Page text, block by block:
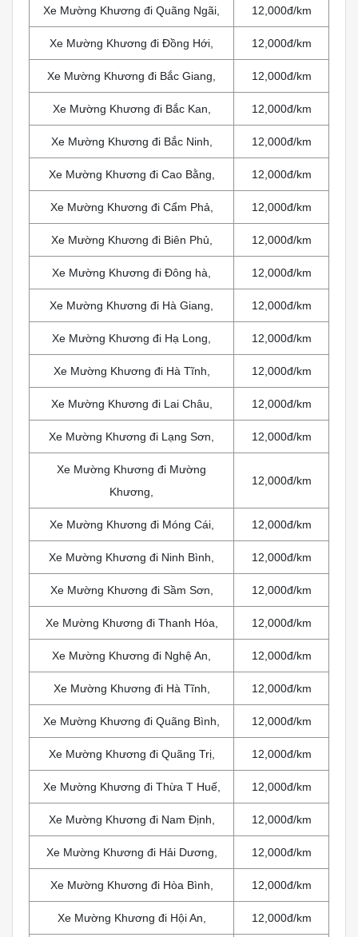
Xe Mường Khương đi Quãng Ngãi, 12,000đ/km
Xe Mường Khương đi Đồng Hới, 12,000đ/km
Xe Mường Khương đi Bắc Giang, 12,000đ/km
Xe Mường Khương đi Bắc Kan, 12,000đ/km
Xe Mường Khương đi Bắc Ninh, 12,000đ/km
Xe Mường Khương đi Cao Bằng, 12,000đ/km
Xe Mường Khương đi Cẩm Phả, 12,000đ/km
Xe Mường Khương đi Biên Phủ, 12,000đ/km
Xe Mường Khương đi Đông hà, 12,000đ/km
Xe Mường Khương đi Hà Giang, 12,000đ/km
Xe Mường Khương đi Hạ Long, 12,000đ/km
Xe Mường Khương đi Hà Tĩnh, 12,000đ/km
Xe Mường Khương đi Lai Châu, 12,000đ/km
Xe Mường Khương đi Lạng Sơn, 12,000đ/km
Xe Mường Khương đi Mường
Khương,
12,000đ/km
Xe Mường Khương đi Móng Cái, 12,000đ/km
Xe Mường Khương đi Ninh Bình, 12,000đ/km
Xe Mường Khương đi Sầm Sơn, 12,000đ/km
Xe Mường Khương đi Thanh Hóa, 12,000đ/km
Xe Mường Khương đi Nghệ An, 12,000đ/km
Xe Mường Khương đi Hà Tĩnh, 12,000đ/km
Xe Mường Khương đi Quãng Bình, 12,000đ/km
Xe Mường Khương đi Quãng Trị, 12,000đ/km
Xe Mường Khương đi Thừa T Huế, 12,000đ/km
Xe Mường Khương đi Nam Định, 12,000đ/km
Xe Mường Khương đi Hải Dương, 12,000đ/km
Xe Mường Khương đi Hòa Bình, 12,000đ/km
Xe Mường Khương đi Hội An, 12,000đ/km